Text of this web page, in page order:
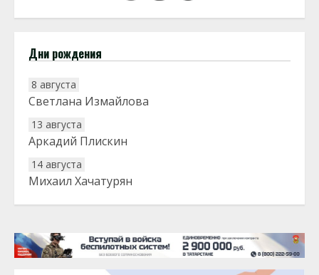
Дни рождения
8 августа
Светлана Измайлова
13 августа
Аркадий Плискин
14 августа
Михаил Хачатурян
20 августа
22 августа
Евгений Ефимов